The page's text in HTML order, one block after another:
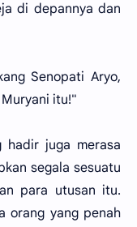
di depannya dan
Senopati Aryo,
itu!"
hadir juga merasa
segala sesuatu
para utusan itu.
orang yang penah